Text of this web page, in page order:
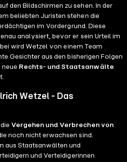
den Bildschirmen zu sehen. In der
beliebten Juristen stehen die
im Vordergrund. Diese
analysiert, bevor er sein Urteil im
wird Wetzel von einem Team
Gesichter aus den bisherigen Folgen
neue Rechts- und Staatsanwälte
Wetzel - Das
Vergehen und Verbrechen von
noch nicht erwachsen sind.
aus Staatsanwälten und
und Verteidigerinnen